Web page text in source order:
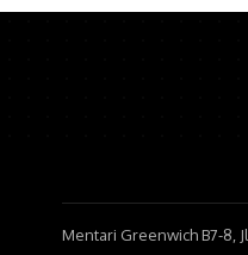
Mentari Greenwich B7-8,